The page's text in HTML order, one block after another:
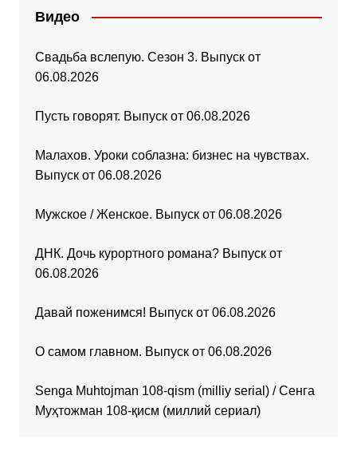
Видео
Свадьба вслепую. Сезон 3. Выпуск от
06.08.2026
Пусть говорят. Выпуск от 06.08.2026
Малахов. Уроки соблазна: бизнес на чувствах.
Выпуск от 06.08.2026
Мужское / Женское. Выпуск от 06.08.2026
ДНК. Дочь курортного романа? Выпуск от
06.08.2026
Давай поженимся! Выпуск от 06.08.2026
О самом главном. Выпуск от 06.08.2026
Senga Muhtojman 108-qism (milliy serial) / Сенга
Муҳтожман 108-қисм (миллий сериал)